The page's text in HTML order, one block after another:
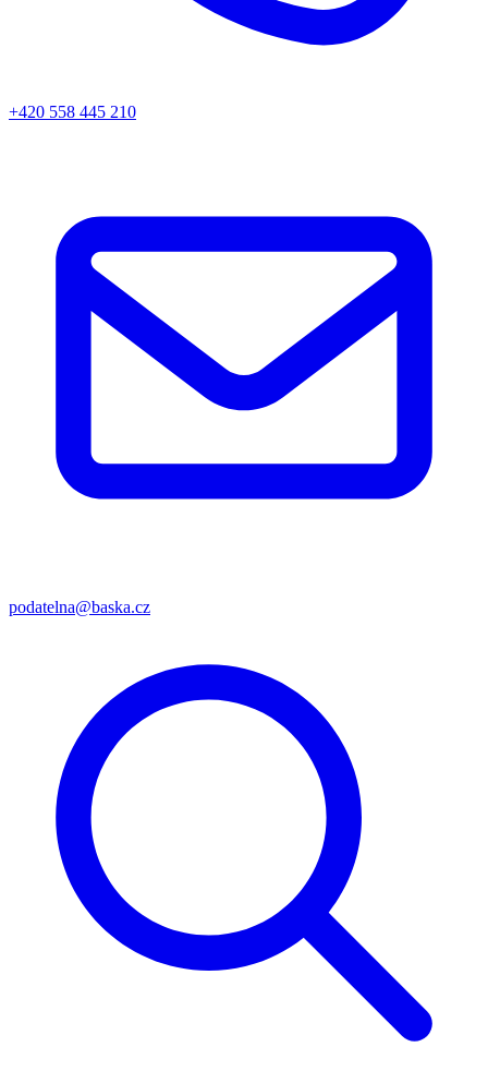
+420 558 445 210
podatelna@baska.cz